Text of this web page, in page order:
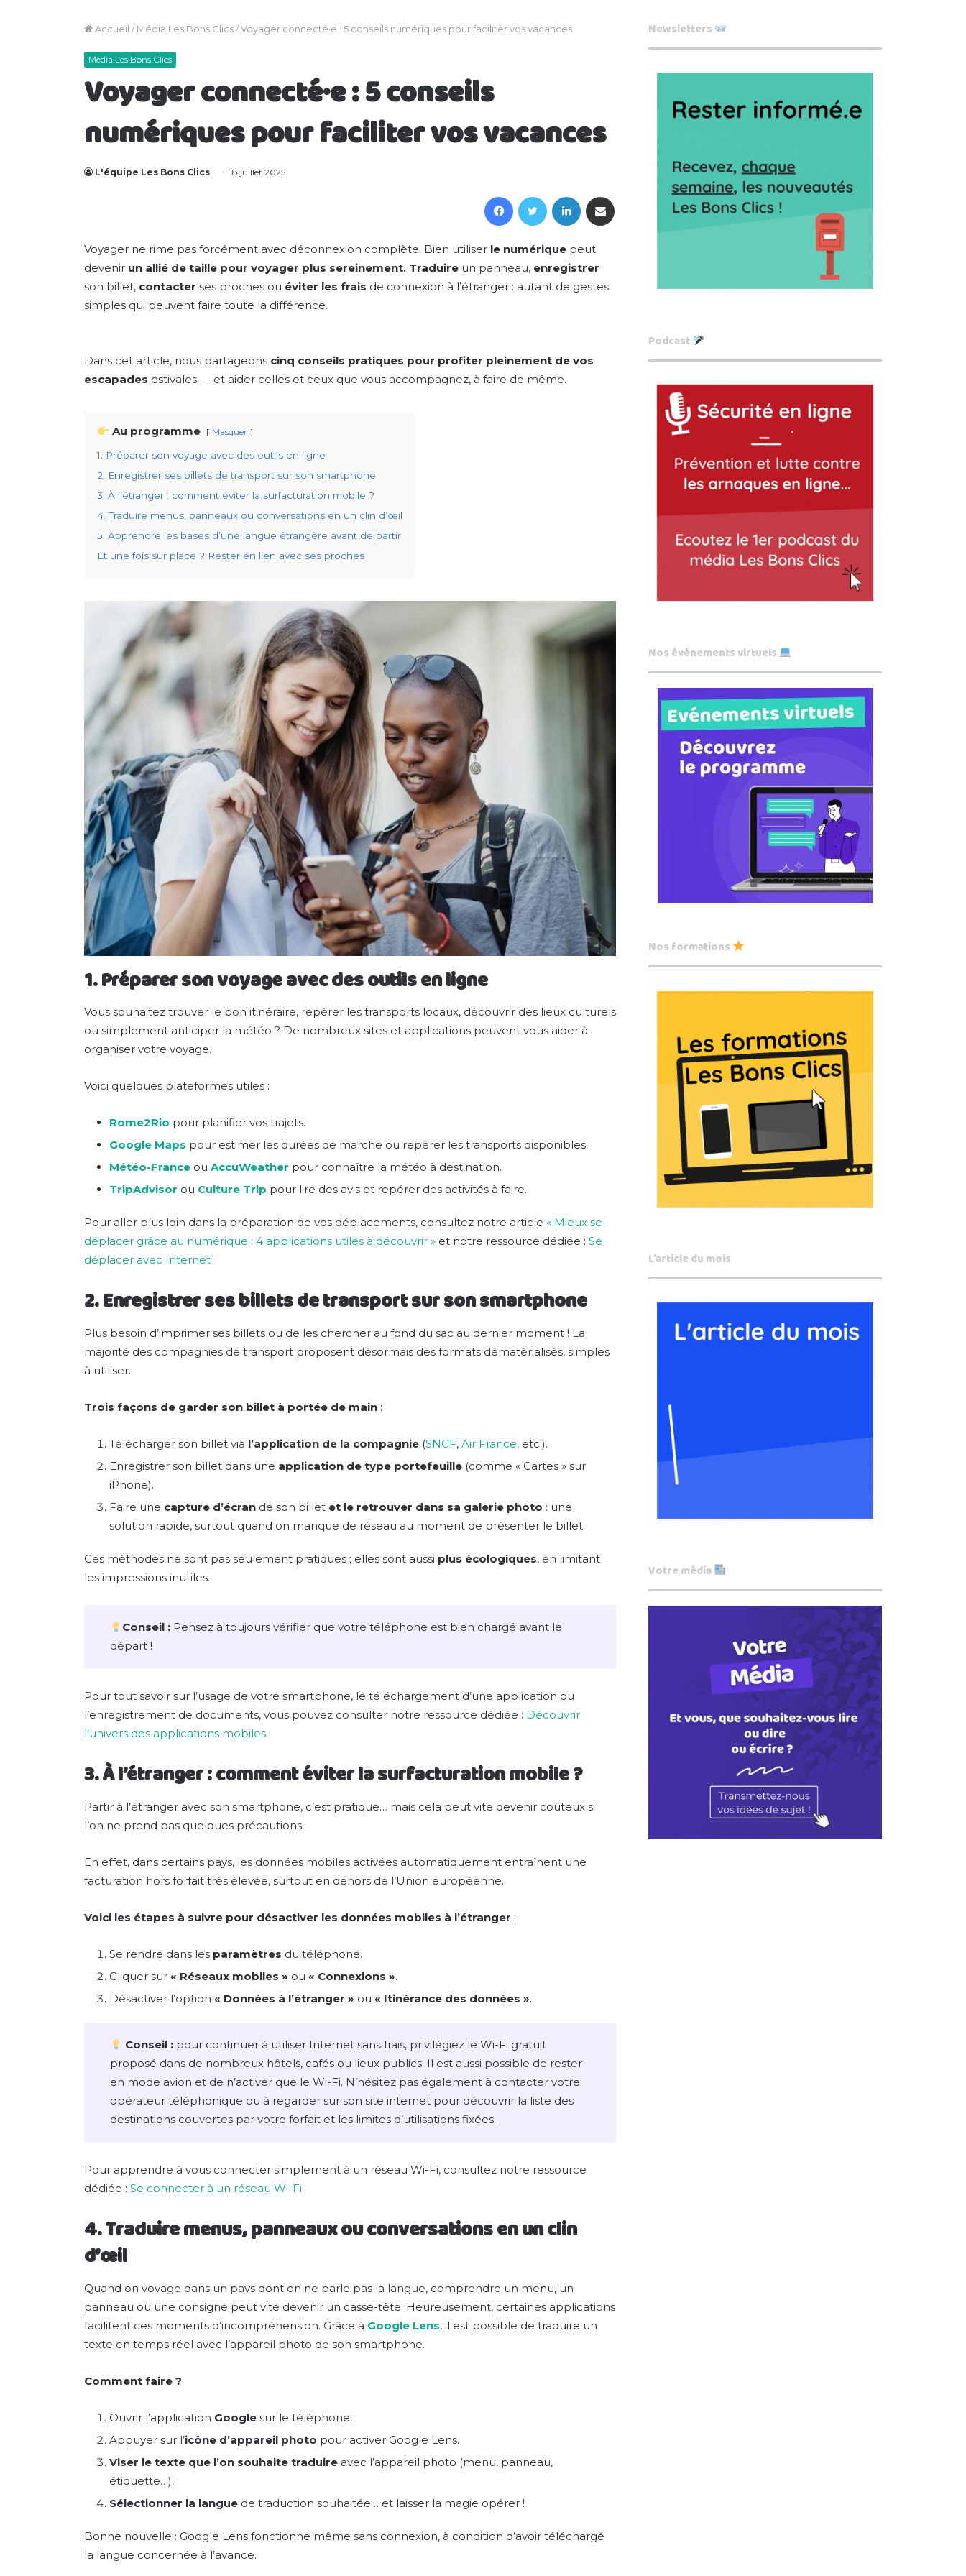
Accueil / Média Les Bons Clics/Voyager connecté·e : 5 conseils numériques pour faciliter vos vacances
Média Les Bons Clics
Voyager connecté·e : 5 conseils
numériques pour faciliter vos vacances
L'équipe Les Bons Clics 18 juillet 2025
FacebookTwitter Linkedin
Voyager ne rime pas forcément avec déconnexion complète. Bien utiliser le numérique peut
devenir un allié de taille pour voyager plus sereinement. Traduire un panneau, enregistrer
son billet, contacter ses proches ou éviter les frais de connexion à l’étranger : autant de gestes
simples qui peuvent faire toute la différence.
Dans cet article, nous partageons cinq conseils pratiques pour profiter pleinement de vos
escapades estivales — et aider celles et ceux que vous accompagnez, à faire de même.
Au programme Masquer
1. Préparer son voyage avec des outils en ligne
2. Enregistrer ses billets de transport sur son smartphone
3. À l’étranger : comment éviter la surfacturation mobile ?
4. Traduire menus, panneaux ou conversations en un clin d’œil
5. Apprendre les bases d’une langue étrangère avant de partir
Et une fois sur place ? Rester en lien avec ses proches
1. Préparer son voyage avec des outils en ligne
Vous souhaitez trouver le bon itinéraire, repérer les transports locaux, découvrir des lieux culturels
ou simplement anticiper la météo ? De nombreux sites et applications peuvent vous aider à
organiser votre voyage.
Voici quelques plateformes utiles :
Rome2Rio pour planifier vos trajets.
Google Maps pour estimer les durées de marche ou repérer les transports disponibles.
Météo-France ou AccuWeather pour connaître la météo à destination.
TripAdvisor ou Culture Trip pour lire des avis et repérer des activités à faire.
Pour aller plus loin dans la préparation de vos déplacements, consultez notre article « Mieux se
déplacer grâce au numérique : 4 applications utiles à découvrir » et notre ressource dédiée : Se
déplacer avec Internet
2. Enregistrer ses billets de transport sur son smartphone
Plus besoin d’imprimer ses billets ou de les chercher au fond du sac au dernier moment ! La
majorité des compagnies de transport proposent désormais des formats dématérialisés, simples
à utiliser.
Trois façons de garder son billet à portée de main :
Télécharger son billet via l’application de la compagnie (SNCF, Air France, etc.).
Enregistrer son billet dans une application de type portefeuille (comme « Cartes » sur
iPhone).
Faire une capture d’écran de son billet et le retrouver dans sa galerie photo : une
solution rapide, surtout quand on manque de réseau au moment de présenter le billet.
Ces méthodes ne sont pas seulement pratiques ; elles sont aussi plus écologiques, en limitant
les impressions inutiles.
Conseil :Pensez à toujours vérifier que votre téléphone est bien chargé avant le
départ !
Pour tout savoir sur l’usage de votre smartphone, le téléchargement d’une application ou
l’enregistrement de documents, vous pouvez consulter notre ressource dédiée : Découvrir
l’univers des applications mobiles
3. À l’étranger : comment éviter la surfacturation mobile ?
Partir à l’étranger avec son smartphone, c’est pratique… mais cela peut vite devenir coûteux si
l’on ne prend pas quelques précautions.
En effet, dans certains pays, les données mobiles activées automatiquement entraînent une
facturation hors forfait très élevée, surtout en dehors de l’Union européenne.
Voici les étapes à suivre pour désactiver les données mobiles à l’étranger :
Se rendre dans les paramètres du téléphone.
Cliquer sur « Réseaux mobiles » ou « Connexions ».
Désactiver l’option « Données à l’étranger » ou « Itinérance des données ».
Conseil : pour continuer à utiliser Internet sans frais, privilégiez le Wi-Fi gratuit
proposé dans de nombreux hôtels, cafés ou lieux publics. Il est aussi possible de rester
en mode avion et de n’activer que le Wi-Fi. N’hésitez pas également à contacter votre
opérateur téléphonique ou à regarder sur son site internet pour découvrir la liste des
destinations couvertes par votre forfait et les limites d’utilisations fixées.
Pour apprendre à vous connecter simplement à un réseau Wi-Fi, consultez notre ressource
dédiée : Se connecter à un réseau Wi-Fi
4. Traduire menus, panneaux ou conversations en un clin
d’œil
Quand on voyage dans un pays dont on ne parle pas la langue, comprendre un menu, un
panneau ou une consigne peut vite devenir un casse-tête. Heureusement, certaines applications
facilitent ces moments d’incompréhension. Grâce à Google Lens, il est possible de traduire un
texte en temps réel avec l’appareil photo de son smartphone.
Comment faire ?
Ouvrir l’application Google sur le téléphone.
Appuyer sur l’icône d’appareil photo pour activer Google Lens.
Viser le texte que l’on souhaite traduire avec l’appareil photo (menu, panneau,
étiquette…).
Sélectionner la langue de traduction souhaitée… et laisser la magie opérer !
Bonne nouvelle : Google Lens fonctionne même sans connexion, à condition d’avoir téléchargé
la langue concernée à l’avance.
Newsletters
Podcast
Nos événements virtuels
Nos formations
L’article du mois
Votre média